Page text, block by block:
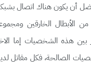
أن يكون هناك اتصال
الأبطال الخارقين
بين هذه الشخصيات إما
الصالحة، فكل مقاتل